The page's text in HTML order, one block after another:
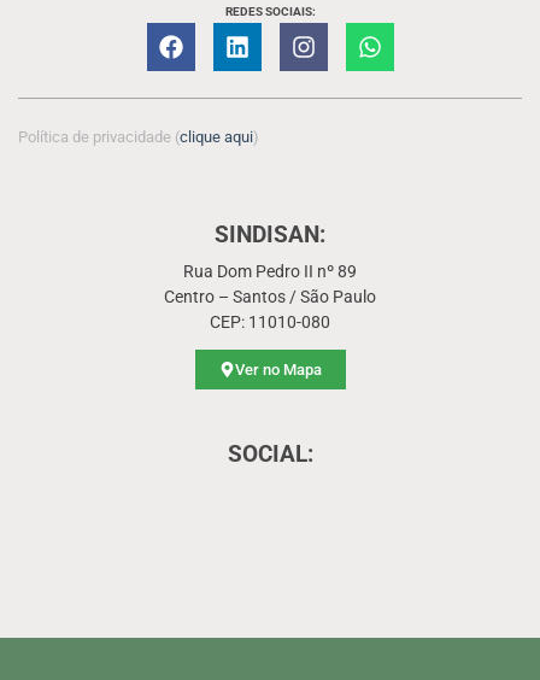
REDES SOCIAIS:
Política de privacidade (clique aqui)
SINDISAN:
Rua Dom Pedro II nº 89
Centro – Santos / São Paulo
CEP: 11010-080
Ver no Mapa
SOCIAL: